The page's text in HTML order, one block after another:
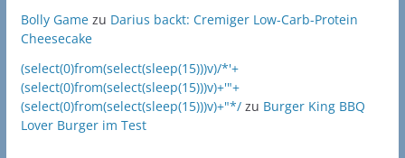
Bolly Gamezu Darius backt: Cremiger Low-Carb-Protein
Cheesecake
(select(0)from(select(sleep(15)))v)/*'+
(select(0)from(select(sleep(15)))v)+'"+
(select(0)from(select(sleep(15)))v)+"*/zu Burger King BBQ
Lover Burger im Test